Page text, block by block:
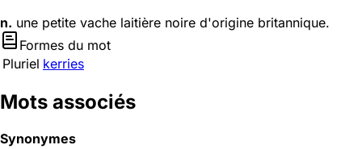
n. une petite vache laitière noire d'origine britannique.
Formes du mot
Pluriel kerries
Mots associés
Synonymes